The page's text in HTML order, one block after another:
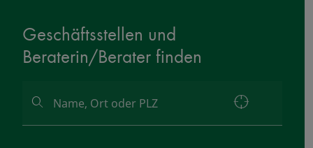
Geschäftsstellen und
Beraterin/Berater finden